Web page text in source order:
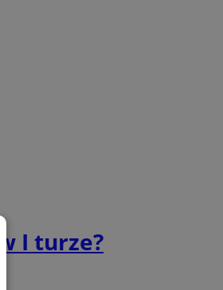
I turze?